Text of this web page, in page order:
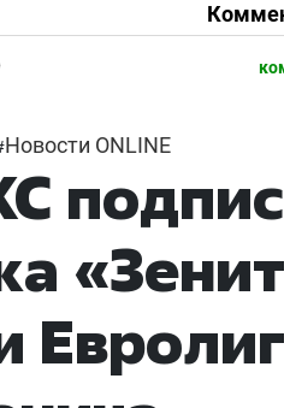
Новости ONLINE